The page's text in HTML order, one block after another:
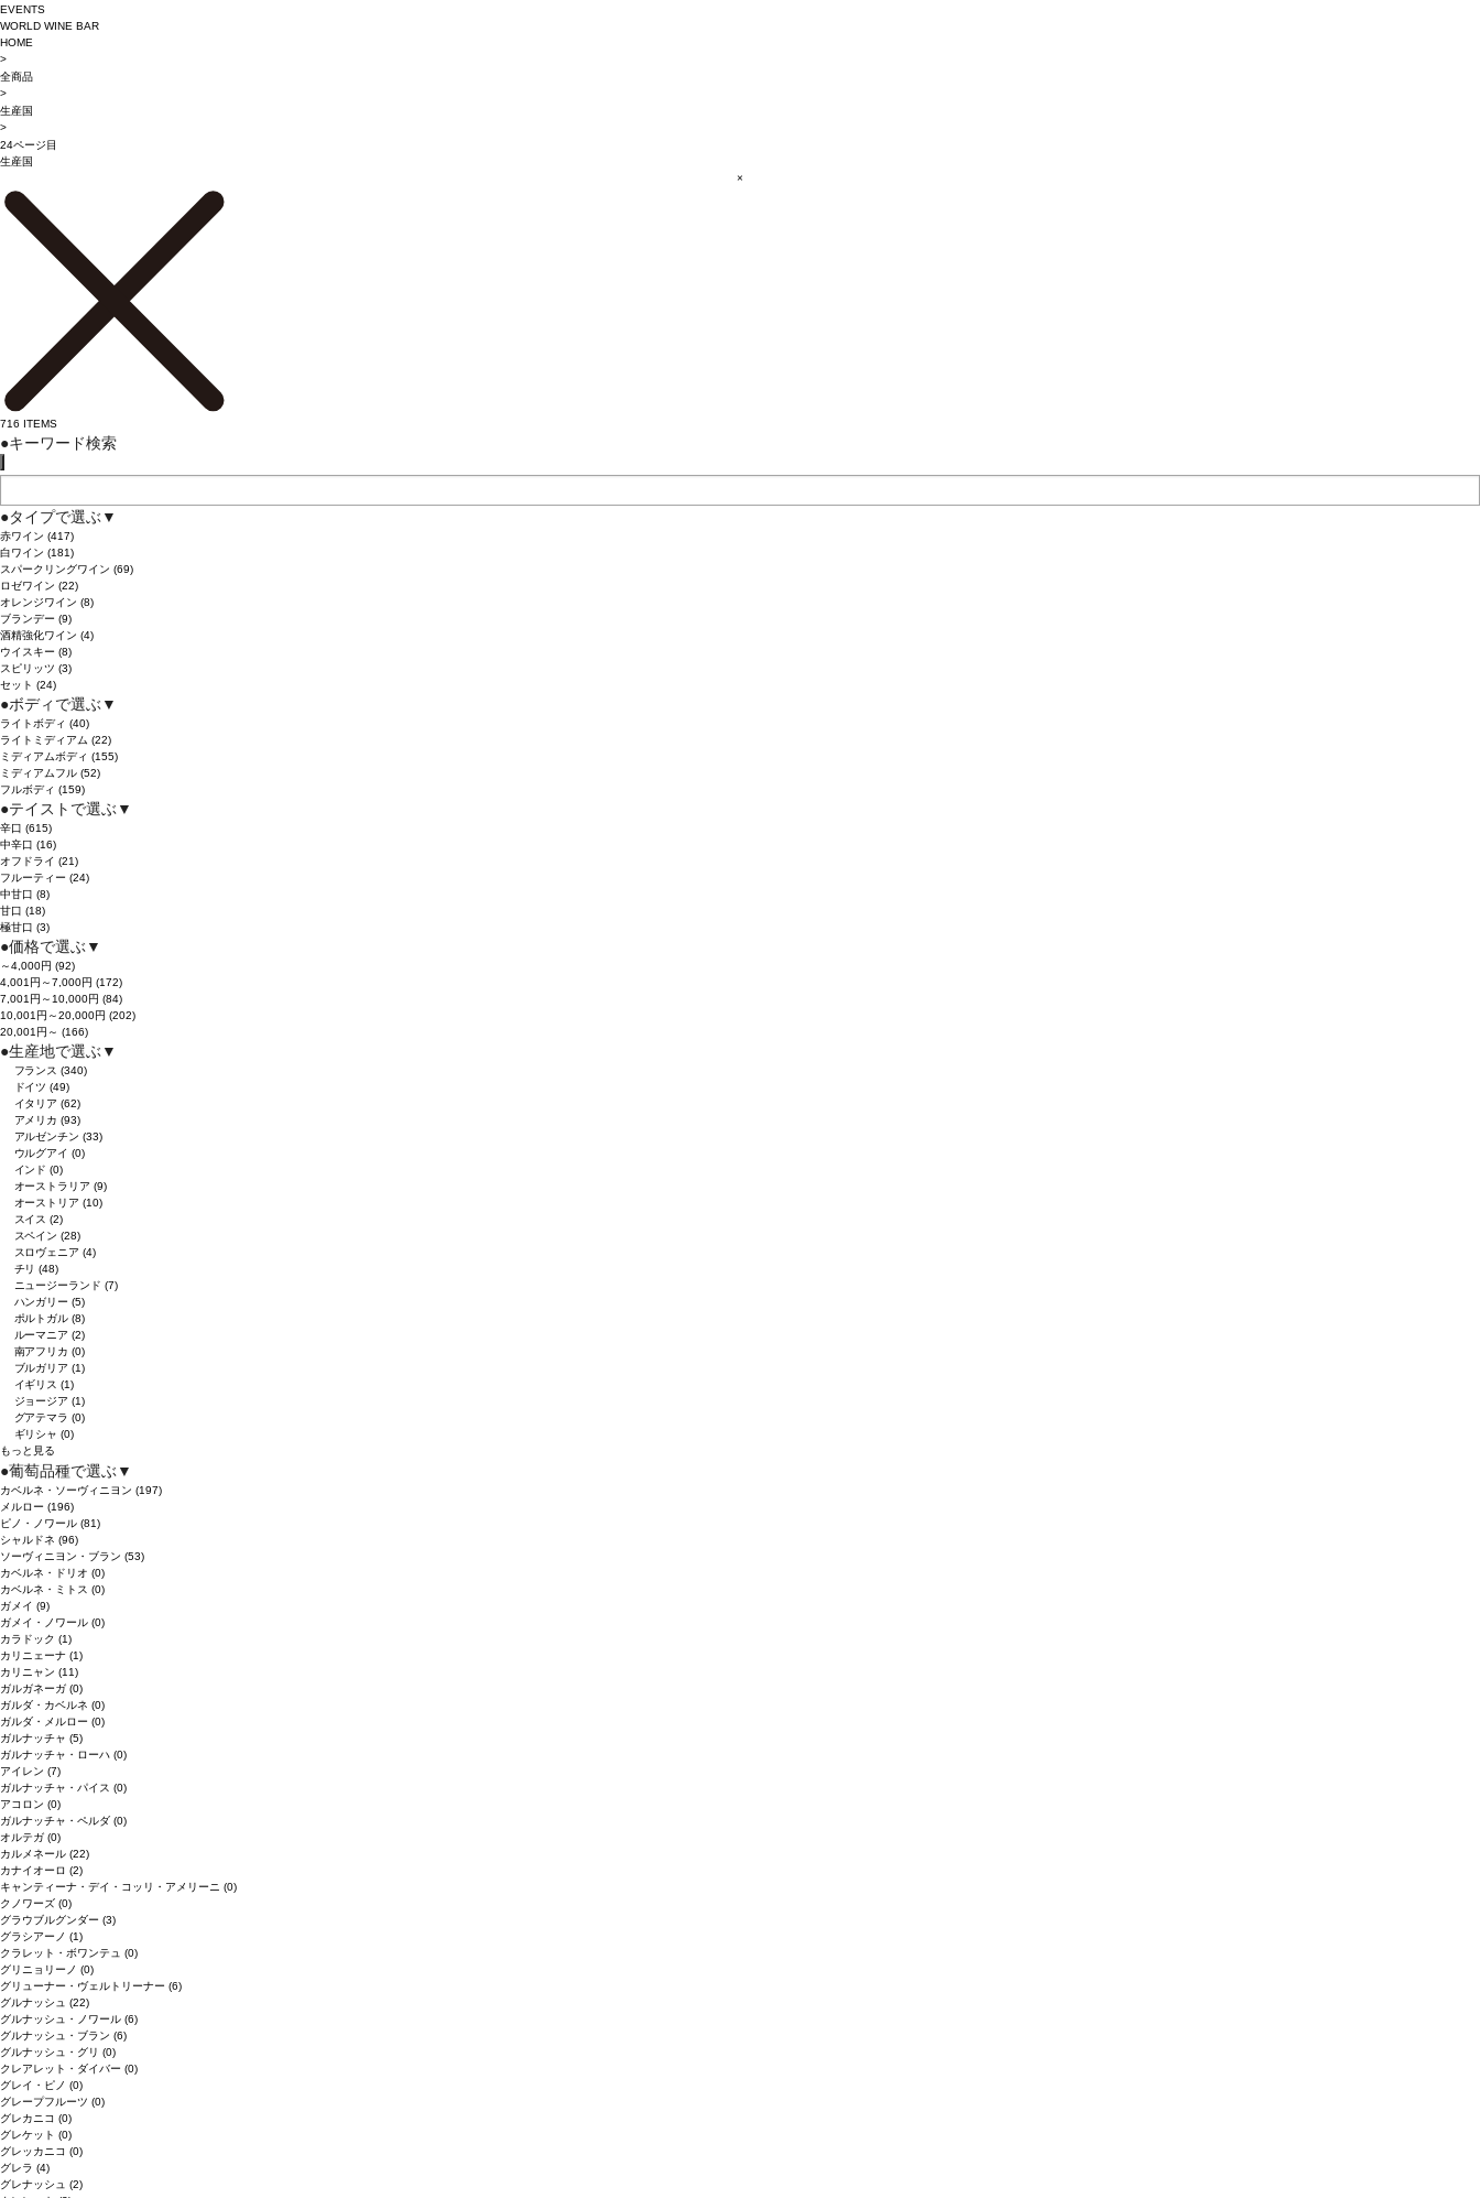
EVENTS
WORLD WINE BAR
HOME
>
全商品
>
生産国
>
24ページ目
生産国
×
716 ITEMS
●キーワード検索
●タイプで選ぶ ▼
赤ワイン (417)
白ワイン (181)
スパークリングワイン (69)
ロゼワイン (22)
オレンジワイン (8)
ブランデー (9)
酒精強化ワイン (4)
ウイスキー (8)
スピリッツ (3)
セット (24)
●ボディで選ぶ ▼
ライトボディ (40)
ライトミディアム (22)
ミディアムボディ (155)
ミディアムフル (52)
フルボディ (159)
●テイストで選ぶ ▼
辛口 (615)
中辛口 (16)
オフドライ (21)
フルーティー (24)
中甘口 (8)
甘口 (18)
極甘口 (3)
●価格で選ぶ ▼
～4,000円 (92)
4,001円～7,000円 (172)
7,001円～10,000円 (84)
10,001円～20,000円 (202)
20,001円～ (166)
●生産地で選ぶ ▼
フランス(340)
ドイツ(49)
イタリア(62)
アメリカ(93)
アルゼンチン(33)
ウルグアイ(0)
インド(0)
オーストラリア(9)
オーストリア(10)
スイス(2)
スペイン(28)
スロヴェニア(4)
チリ(48)
ニュージーランド(7)
ハンガリー(5)
ポルトガル(8)
ルーマニア(2)
南アフリカ(0)
ブルガリア(1)
イギリス(1)
ジョージア(1)
グアテマラ(0)
ギリシャ(0)
もっと見る
●葡萄品種で選ぶ ▼
カベルネ・ソーヴィニヨン (197)
メルロー (196)
ピノ・ノワール (81)
シャルドネ (96)
ソーヴィニヨン・ブラン (53)
カベルネ・ドリオ (0)
カベルネ・ミトス (0)
ガメイ (9)
ガメイ・ノワール (0)
カラドック (1)
カリニェーナ (1)
カリニャン (11)
ガルガネーガ (0)
ガルダ・カベルネ (0)
ガルダ・メルロー (0)
ガルナッチャ (5)
ガルナッチャ・ローハ (0)
アイレン (7)
ガルナッチャ・パイス (0)
アコロン (0)
ガルナッチャ・ペルダ (0)
オルテガ (0)
カルメネール (22)
カナイオーロ (2)
キャンティーナ・デイ・コッリ・アメリーニ (0)
クノワーズ (0)
グラウブルグンダー (3)
グラシアーノ (1)
クラレット・ボワンテュ (0)
グリニョリーノ (0)
グリューナー・ヴェルトリーナー (6)
グルナッシュ (22)
グルナッシュ・ノワール (6)
グルナッシュ・ブラン (6)
グルナッシュ・グリ (0)
クレアレット・ダイバー (0)
グレイ・ピノ (0)
グレープフルーツ (0)
グレカニコ (0)
グレケット (0)
グレッカニコ (0)
グレラ (4)
グレナッシュ (2)